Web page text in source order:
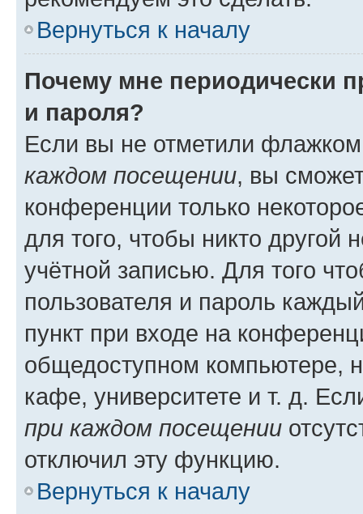
Вернуться к началу
Почему мне периодически
и пароля?
Если вы не отметили
каждом посещении, вы
конференции только
для того, чтобы никто другой
учётной записью. Для того
пользователя и пароль
пункт при входе на
общедоступном компьютере,
кафе, университете и т. д.
при каждом посещении
отключил эту функцию.
Вернуться к началу